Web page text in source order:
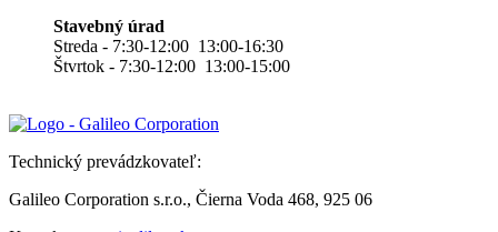
Stavebný úrad
Streda - 7:30-12:00 13:00-16:30
Štvrtok - 7:30-12:00 13:00-15:00
Technický prevádzkovateľ:
Galileo Corporation s.r.o., Čierna Voda 468, 925 06